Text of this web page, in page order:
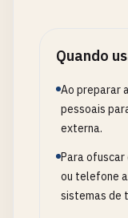
Quando
Ao preparar
pessoais
externa.
Para ofuscar
ou telefone
sistemas de